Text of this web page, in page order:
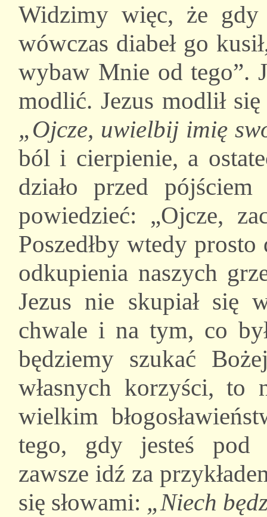
Widzimy więc, że gdy
wówczas diabeł go
wybaw Mnie od tego”.
modlić. Jezus modlił
„Ojcze, uwielbij imię
ból i cierpienie, a
działo przed
powiedzieć: „Ojcze,
Poszedłby wtedy
odkupienia naszych
Jezus nie skupiał się
chwale i na tym, co
będziemy szukać
własnych korzyści, to
wielkim
tego, gdy jesteś pod
zawsze idź za
się słowami: „Niech